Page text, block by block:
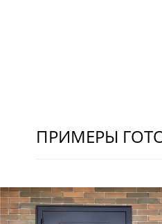
ПРИМЕРЫ